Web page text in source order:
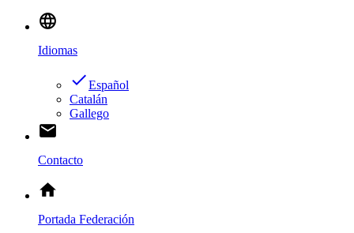
language
Idiomas
doneEspañol
Catalán
Gallego
email
Contacto
home
Portada Federación